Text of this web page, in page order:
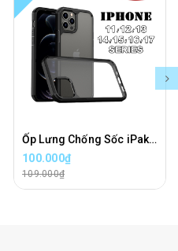
Ốp Lưng Chống Sốc iPaky Cho iPhone 11, 12, 13, 14, 15, 16, 17 Series Chính Hãng
100.000₫
109.000₫